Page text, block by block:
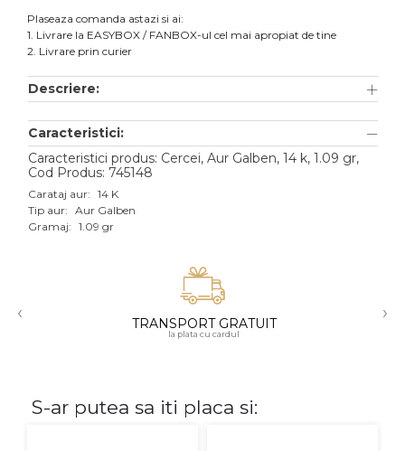
Accesorii
Aur alb
Aur roz
Aur mixt
18K
Plaseaza comanda astazi si ai:
1. Livrare la EASYBOX / FANBOX-ul cel mai apropiat de tine
2. Livrare prin curier
Descriere:
Caracteristici:
Caracteristici produs: Cercei, Aur Galben, 14 k, 1.09 gr,
Cod Produs: 745148
Carataj aur: 14 K
Tip aur: Aur Galben
Gramaj: 1.09 gr
‹ TRANSPORT GRATUIT
la plata cu cardul
›
S-ar putea sa iti placa si: